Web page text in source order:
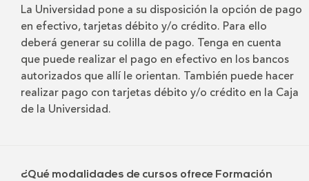
La Universidad pone a su disposición la opción de pago
en efectivo, tarjetas débito y/o crédito. Para ello
deberá generar su colilla de pago. Tenga en cuenta
que puede realizar el pago en efectivo en los bancos
autorizados que allí le orientan. También puede hacer
realizar pago con tarjetas débito y/o crédito en la Caja
de la Universidad.
¿Qué modalidades de cursos ofrece Formación